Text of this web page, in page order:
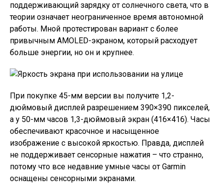
поддерживающий зарядку от солнечного света, что в
теории означает неограниченное время автономной
работы. Мной протестирован вариант с более
привычным AMOLED-экраном, который расходует
больше энергии, но он и крупнее.
При покупке 45-мм версии вы получите 1,2-
дюймовый дисплей разрешением 390×390 пикселей,
а у 50-мм часов 1,3-дюймовый экран (416×416). Часы
обеспечивают красочное и насыщенное
изображение с высокой яркостью. Правда, дисплей
не поддерживает сенсорные нажатия – что странно,
потому что все недавние умные часы от Garmin
оснащены сенсорными экранами.